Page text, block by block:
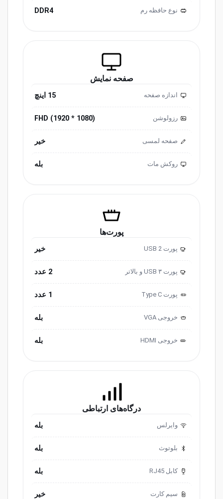
نوع حافظه رم DDR4
صفحه نمایش
اندازه صفحه 15 اینچ
رزولوشن (1080 * 1920) FHD
صفحه لمسی خیر
روکش مات بله
پورت‌ها
2.0 پورت USB 2 خیر
3.0 پورت USB ۳ و ‌‌بالاتر 2 عدد
پورت ‌‌Type C 1 عدد
خروجی ‌VGA بله
خروجی HDMI بله
درگاه‌های ارتباطی
وایرلس بله
بلوتوث بله
کابل RJ45 بله
سیم کارت خیر